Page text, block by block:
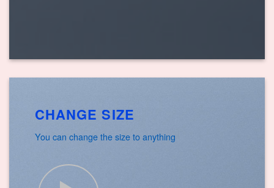
CHANGE SIZE
You can change the size to anything